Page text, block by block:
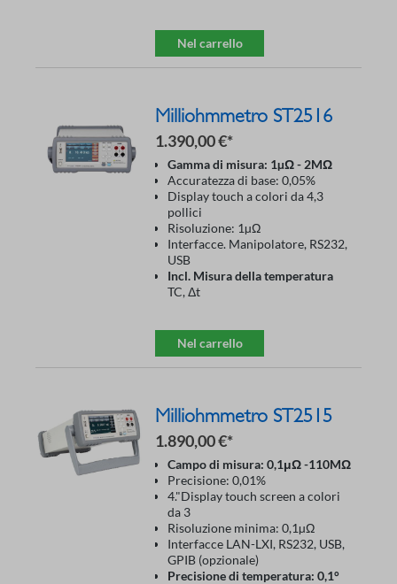
Nel carrello
Milliohmmetro ST2516
1.390,00 €*
Gamma di misura: 1µΩ - 2MΩ
Accuratezza di base: 0,05%
Display touch a colori da 4,3
pollici
Risoluzione: 1µΩ
Interfacce. Manipolatore, RS232,
USB
Incl. Misura della temperatura
TC, Δt
Nel carrello
Milliohmmetro ST2515
1.890,00 €*
Campo di misura: 0,1μΩ -110MΩ
Precisione: 0,01%
4."Display touch screen a colori
da 3
Risoluzione minima: 0,1µΩ
Interfacce LAN-LXI, RS232, USB,
GPIB (opzionale)
Precisione di temperatura: 0,1°